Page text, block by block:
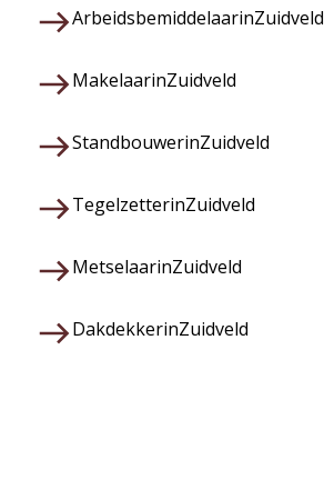
ArbeidsbemiddelaarinZuidveld
MakelaarinZuidveld
StandbouwerinZuidveld
TegelzetterinZuidveld
MetselaarinZuidveld
DakdekkerinZuidveld